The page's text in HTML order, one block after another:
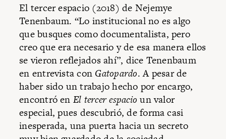
El tercer espacio (2018) de Nejemye
Tenenbaum. “Lo institucional no es algo
que busques como documentalista, pero
creo que era necesario y de esa manera ellos
se vieron reflejados ahí”, dice Tenenbaum
en entrevista con Gatopardo. A pesar de
haber sido un trabajo hecho por encargo,
encontró en El tercer espacio un valor
especial, pues descubrió, de forma casi
inesperada, una puerta hacia un secreto